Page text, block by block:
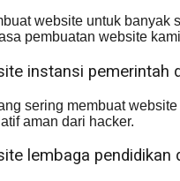
website untuk
pembuatan website
instansi pemerintah
sering membuat
aman dari hacker.
lembaga pendidikan